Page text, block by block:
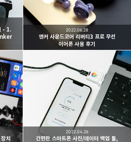
각을 덧붙입니다.
- 1.
앤커 사운드코어 리버티3 프로 무선
이어폰 사용 후기
2022.06.28
치
간편한 스마트폰 사진/데이터 백업 툴,
2022.04.26